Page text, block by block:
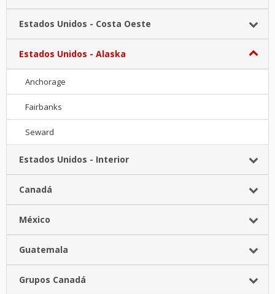
Estados Unidos - Costa Oeste
Estados Unidos - Alaska
Anchorage
Fairbanks
Seward
Estados Unidos - Interior
Canadá
México
Guatemala
Grupos Canadá